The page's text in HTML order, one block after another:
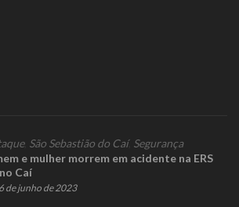
, São Sebastião do Caí, Segurança
e mulher morrem em acidente na ERS
Caí
de junho de 2023